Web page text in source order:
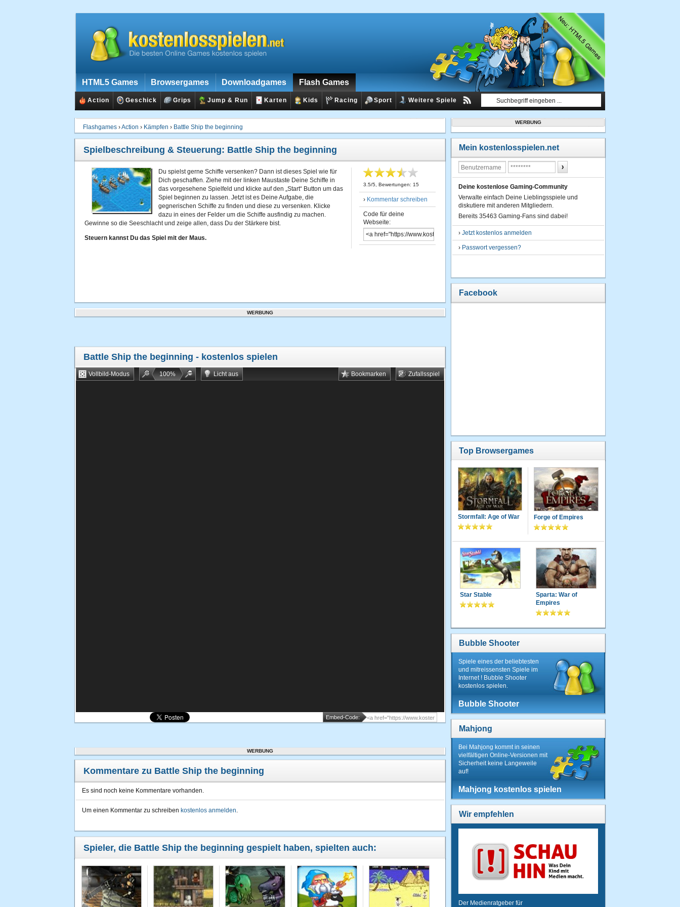
HTML5 Games Browsergames Downloadgames Flash Games
Action Geschick Grips Jump & Run Karten Kids Racing Sport Weitere Spiele
Flashgames ›Action › Kämpfen › Battle Ship the beginning
Spielbeschreibung & Steuerung: Battle Ship the beginning
Du spielst gerne Schiffe versenken? Dann ist dieses Spiel wie für
Dich geschaffen. Ziehe mit der linken Maustaste Deine Schiffe in
das vorgesehene Spielfeld und klicke auf den „Start“ Button um das
Spiel beginnen zu lassen. Jetzt ist es Deine Aufgabe, die
gegnerischen Schiffe zu finden und diese zu versenken. Klicke
dazu in eines der Felder um die Schiffe ausfindig zu machen.
Gewinne so die Seeschlacht und zeige allen, dass Du der Stärkere bist.
Steuern kannst Du das Spiel mit der Maus.
3.5/5 , Bewertungen: 15
› Kommentar schreiben
Code für deine
Webseite:
WERBUNG
Battle Ship the beginning - kostenlos spielen
Vollbild-Modus 100% Licht aus Zufallsspiel
Bookmarken
Embed-Code:
WERBUNG
Kommentare zu Battle Ship the beginning
Es sind noch keine Kommentare vorhanden.
Um einen Kommentar zu schreiben kostenlos anmelden.
Spieler, die Battle Ship the beginning gespielt haben, spielten auch:
WERBUNG
Mein kostenlosspielen.net
Deine kostenlose Gaming-Community
Verwalte einfach Deine Lieblingsspiele und
diskutiere mit anderen Mitgliedern.
Bereits 35463 Gaming-Fans sind dabei!
› Jetzt kostenlos anmelden
› Passwort vergessen?
Facebook
Top Browsergames
Stormfall: Age of War Forge of Empires
Star Stable
Sparta: War of
Empires
Bubble Shooter
Spiele eines der beliebtesten
und mitreissensten Spiele im
Internet ! Bubble Shooter
kostenlos spielen.
Bubble Shooter
Mahjong
Bei Mahjong kommt in seinen
vielfältigen Online-Versionen mit
Sicherheit keine Langeweile
auf!
Mahjong kostenlos spielen
Wir empfehlen
Der Medienratgeber für